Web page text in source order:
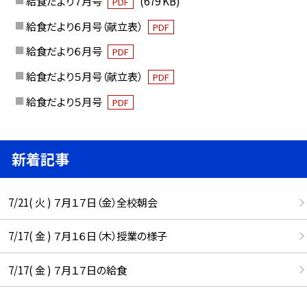
給食だより６月号（献立表）
PDF
給食だより６月号 PDF
給食だより５月号（献立表） PDF
給食だより５月号 PDF
新着記事
7/21( 火 ) ７月１７日（金）全校朝会
7/17( 金 ) ７月１６日（木）授業の様子
7/17( 金 ) ７月１７日の給食